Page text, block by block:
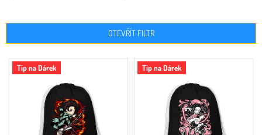
OTEVŘÍT FILTR
Tip na Dárek Tip na Dárek